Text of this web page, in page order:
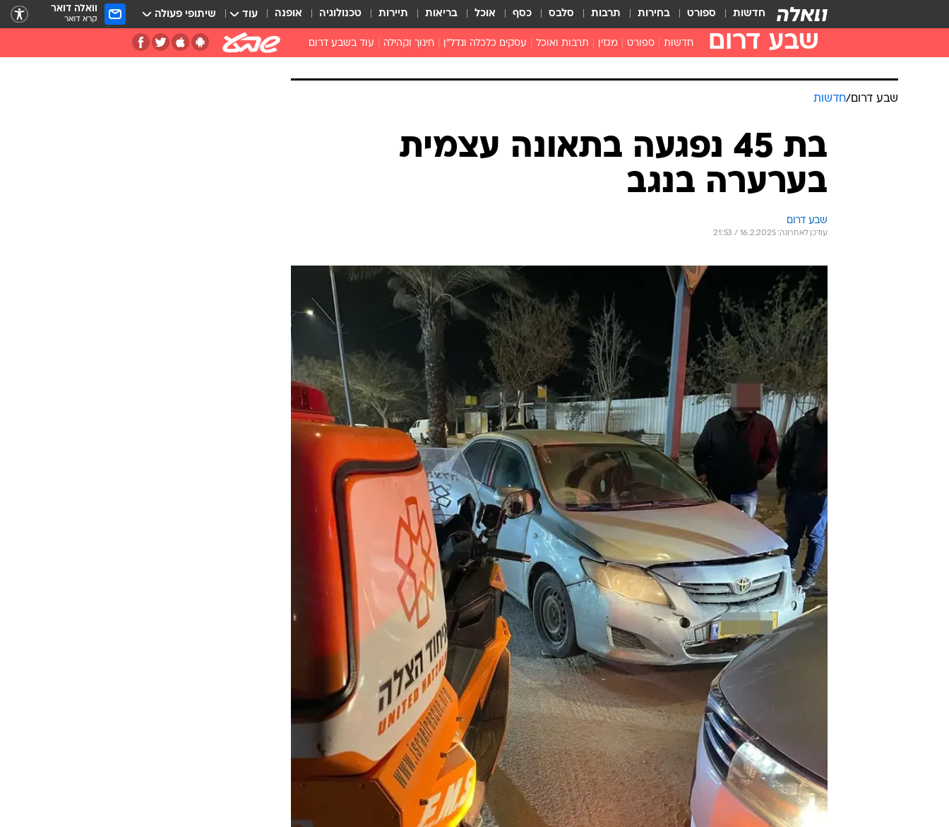
חדשות ספורט בחירות תרבות סלבס כסף אוכל בריאות תיירות טכנולוגיה אופנה עוד שיתופי פעולה וואלה דואר
קרא דואר
שבע דרום חדשות ספורט מגזין תרבות ואוכל עסקים כלכלה ונדל"ן חינוך וקהילה עוד בשבע דרום
שבע דרום/חדשות
בת 45 נפגעה בתאונה עצמית
בערערה בנגב
שבע דרום
עודכן לאחרונה: 16.2.2025 / 21:53